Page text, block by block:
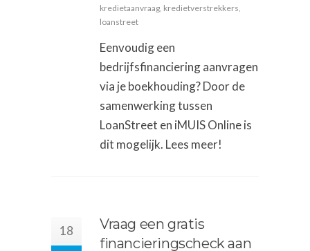
kredietaanvraag, kredietverstrekkers,
loanstreet
Eenvoudig een
bedrijfsfinanciering aanvragen
via je boekhouding? Door de
samenwerking tussen
LoanStreet en iMUIS Online is
dit mogelijk. Lees meer!
18
Vraag een gratis
financieringscheck aan